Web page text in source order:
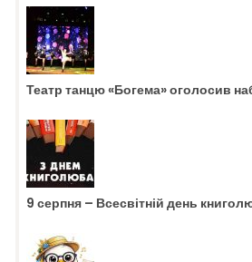
Театр танцю «Богема» оголосив
9 серпня – Всесвітній день